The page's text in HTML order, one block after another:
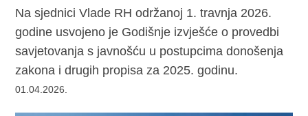
Na sjednici Vlade RH održanoj 1. travnja 2026.
godine usvojeno je Godišnje izvješće o provedbi
savjetovanja s javnošću u postupcima donošenja
zakona i drugih propisa za 2025. godinu.
01.04.2026.